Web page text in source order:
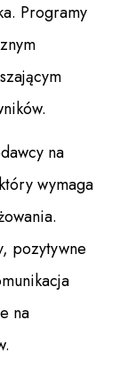
Programy
na
wymaga
pozytywne
na